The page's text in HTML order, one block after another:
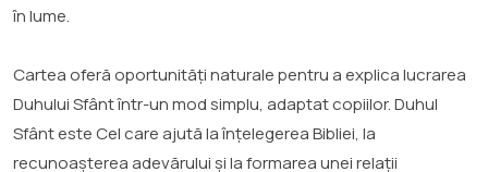
în lume.
Cartea oferă oportunități naturale pentru a explica lucrarea
Duhului Sfânt într-un mod simplu, adaptat copiilor. Duhul
Sfânt este Cel care ajută la înțelegerea Bibliei, la
recunoașterea adevărului și la formarea unei relații